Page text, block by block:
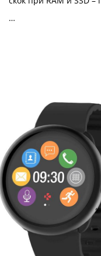
…
28.11.2025
Fly.bg